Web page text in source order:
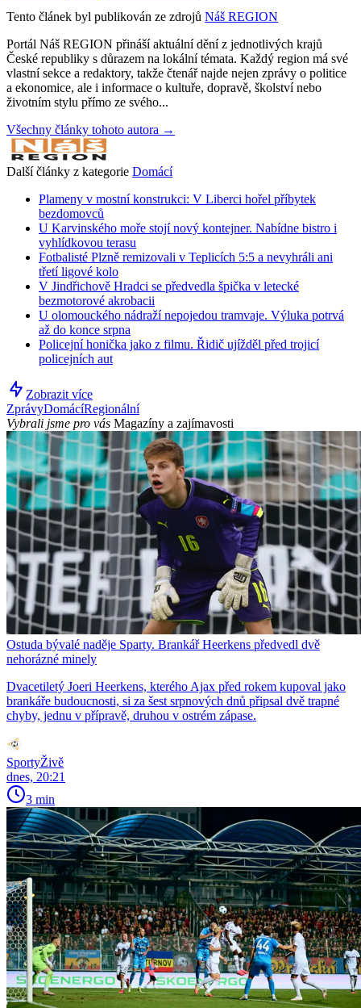
Tento článek byl publikován ze zdrojů Náš REGION
Portál Náš REGION přináší aktuální dění z jednotlivých krajů
České republiky s důrazem na lokální témata. Každý region má své
vlastní sekce a redaktory, takže čtenář najde nejen zprávy o politice
a ekonomice, ale i informace o kultuře, dopravě, školství nebo
životním stylu přímo ze svého...
Všechny články tohoto autora →
Další články z kategorie Domácí
Plameny v mostní konstrukci: V Liberci hořel příbytek
bezdomovců
U Karvinského moře stojí nový kontejner. Nabídne bistro i
vyhlídkovou terasu
Fotbalisté Plzně remizovali v Teplicích 5:5 a nevyhráli ani
třetí ligové kolo
V Jindřichově Hradci se předvedla špička v letecké
bezmotorové akrobacii
U olomouckého nádraží nepojedou tramvaje. Výluka potrvá
až do konce srpna
Policejní honička jako z filmu. Řidič ujížděl před trojicí
policejních aut
Zobrazit více
ZprávyDomácíRegionální
Vybrali jsme pro vás Magazíny a zajímavosti
Ostuda bývalé naděje Sparty. Brankář Heerkens předvedl dvě
nehorázné minely
Dvacetiletý Joeri Heerkens, kterého Ajax před rokem kupoval jako
brankáře budoucnosti, si za šest srpnových dnů připsal dvě trapné
chyby, jednu v přípravě, druhou v ostrém zápase.
SportyŽivě
dnes, 20:21
3 min